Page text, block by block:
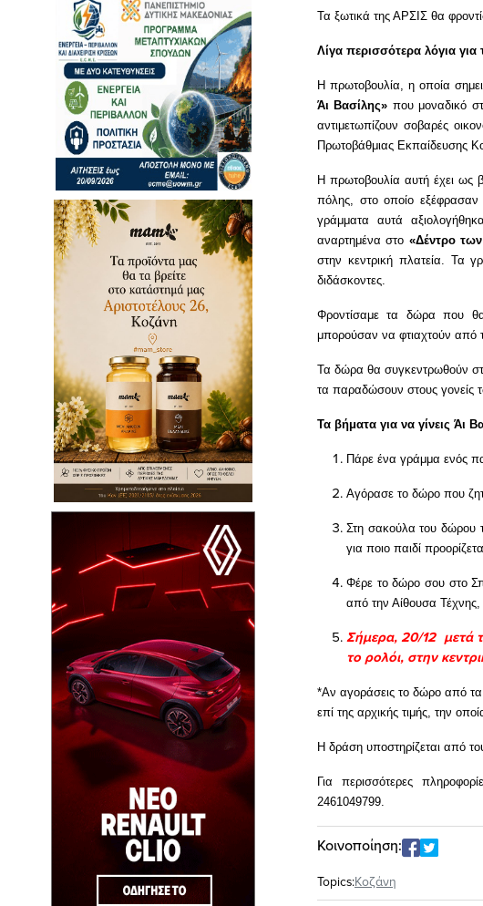
Τα ξωτικά της ΑΡΣΙΣ θα
Λίγα περισσότερα λόγια
Η πρωτοβουλία, η οποία
Άι Βασίλης» που μοναδικό
αντιμετωπίζουν σοβαρές
Πρωτοβάθμιας Εκπαίδευσης
Η πρωτοβουλία αυτή έχει ως
πόλης, στο οποίο
γράμματα αυτά
αναρτημένα στο «Δέντρο
στην κεντρική πλατεία. Τα
διδάσκοντες.
Φροντίσαμε τα δώρα που θα
μπορούσαν να φτιαχτούν από
Τα δώρα θα συγκεντρωθούν
τα παραδώσουν στους γονείς
Τα βήματα για να γίνεις Άι
Πάρε ένα γράμμα ενός
Αγόρασε το δώρο που
Στη σακούλα του δώρου
για ποιο παιδί
Φέρε το δώρο σου στο
από την Αίθουσα
Σήμερα, 20/12 μετά
το ρολόι, στην
*Αν αγοράσεις το δώρο από τα
επί της αρχικής τιμής, την
Η δράση υποστηρίζεται από
Για περισσότερες
2461049799.
Κοινοποίηση:
Topics:Κοζάνη